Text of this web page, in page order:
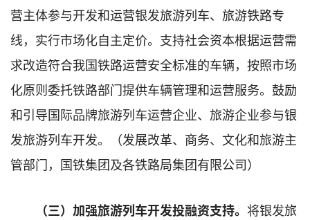
营主体参与开发和运营银发旅游列车、旅游铁路专
线，实行市场化自主定价。支持社会资本根据运营需
求改造符合我国铁路运营安全标准的车辆，按照市场
化原则委托铁路部门提供车辆管理和运营服务。鼓励
和引导国际品牌旅游列车运营企业、旅游企业参与银
发旅游列车开发。（发展改革、商务、文化和旅游主
管部门，国铁集团及各铁路局集团有限公司）
（三）加强旅游列车开发投融资支持。 将银发旅